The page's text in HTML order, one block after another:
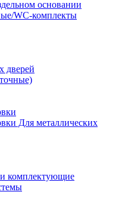
основании
WC-комплекты
дверей
Для металлических
комплектующие